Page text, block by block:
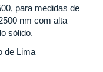
para medidas de
nm com alta
sólido.
de Lima